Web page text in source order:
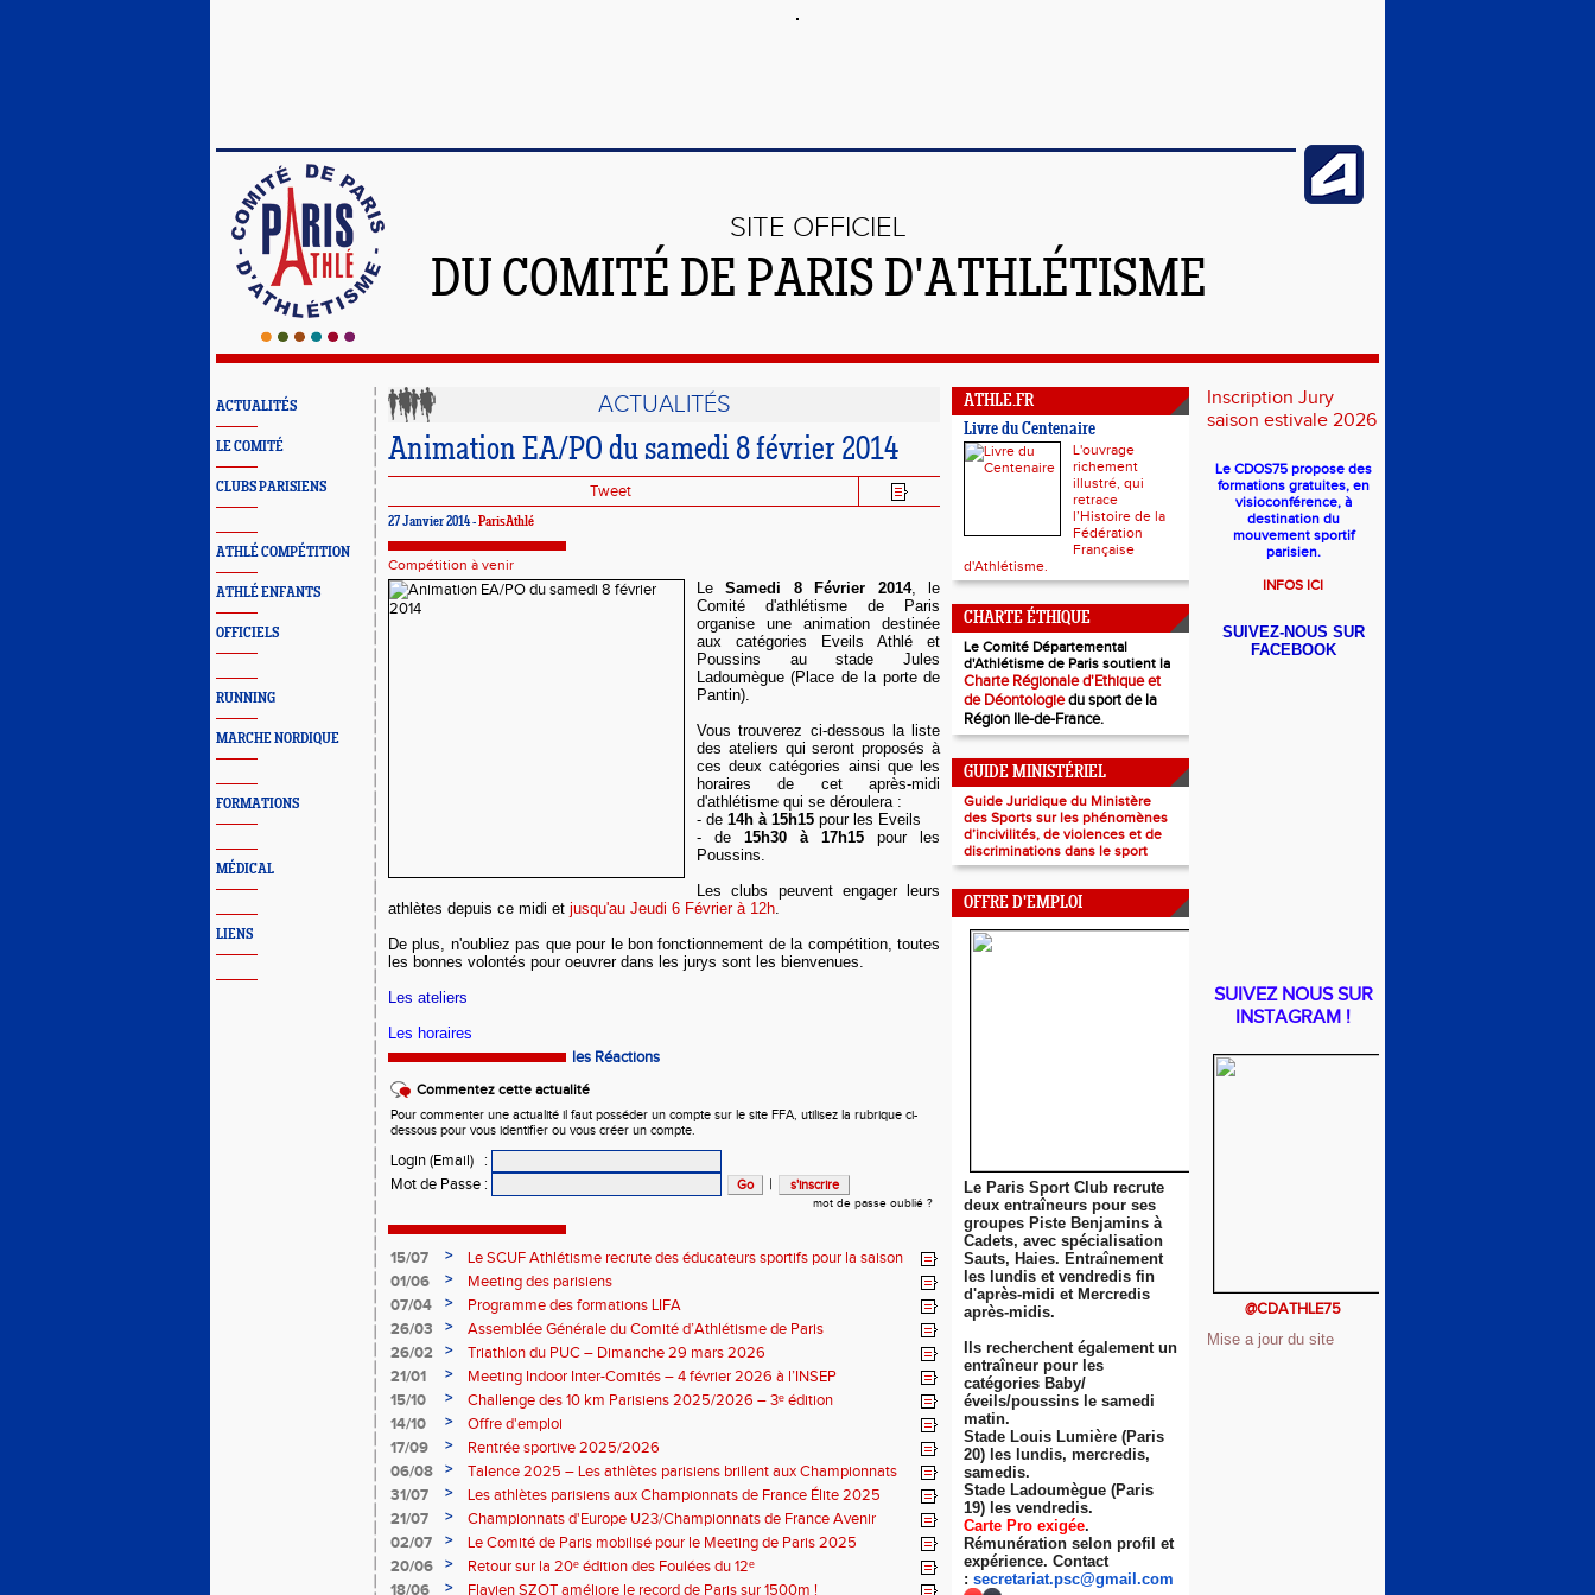
SITE OFFICIEL
DU COMITÉ DE PARIS D'ATHLÉTISME
ACTUALITÉS
LE COMITÉ
CLUBS PARISIENS
ATHLÉ COMPÉTITION
ATHLÉ ENFANTS
OFFICIELS
RUNNING
MARCHE NORDIQUE
FORMATIONS
MÉDICAL
LIENS
ACTUALITÉS
Animation EA/PO du samedi 8 février 2014
Tweet
27 Janvier 2014 -ParisAthlé
Compétition à venir
LeSamedi 8 Février 2014, le
Comité d'athlétisme de Paris
organise une animation destinée
aux catégories Eveils Athlé et
Poussins au stade Jules
Ladoumègue (Place de la porte de
Pantin).
Vous trouverez ci-dessous la liste
des ateliers qui seront proposés à
ces deux catégories ainsi que les
horaires de cet après-midi
d'athlétisme qui se déroulera :
- de 14h à 15h15 pour les Eveils
- de 15h30 à 17h15 pour les
Poussins.
Les clubs peuvent engager leurs
athlètes depuis ce midi et jusqu'au Jeudi 6 Février à 12h.
De plus, n'oubliez pas que pour le bon fonctionnement de la compétition, toutes
les bonnes volontés pour oeuvrer dans les jurys sont les bienvenues.
Les ateliers
Les horaires
les Réactions
Commentez cette actualité
Pour commenter une actualité il faut posséder un compte sur le site FFA, utilisez la rubrique ci-
dessous pour vous identifier ou vous créer un compte.
Login (Email)
:
Mot de Passe : |
mot de passe oublié ?
15/07 >
Le SCUF Athlétisme recrute des éducateurs sportifs pour la saison
2026-2027 !
01/06 >
Meeting des parisiens
07/04
>
Programme des formations LIFA
26/03
>
Assemblée Générale du Comité d’Athlétisme de Paris
26/02
>
Triathlon du PUC – Dimanche 29 mars 2026
21/01
>
Meeting Indoor Inter-Comités – 4 février 2026 à l’INSEP
15/10
>
Challenge des 10 km Parisiens 2025/2026 – 3ᵉ édition
14/10
>
Offre d'emploi
17/09
>
Rentrée sportive 2025/2026
06/08
>
Talence 2025 – Les athlètes parisiens brillent aux Championnats
de France Élite
31/07 >
Les athlètes parisiens aux Championnats de France Élite 2025
21/07
>
Championnats d'Europe U23/Championnats de France Avenir
02/07
>
Le Comité de Paris mobilisé pour le Meeting de Paris 2025
20/06
>
Retour sur la 20ᵉ édition des Foulées du 12ᵉ
18/06
> Flavien SZOT améliore le record de Paris sur 1500m !
ATHLE.FR
Livre du Centenaire
L'ouvrage
richement
illustré, qui
retrace
l’Histoire de la
Fédération
Française
d'Athlétisme.
CHARTE ÉTHIQUE
Le Comité Départemental
d'Athlétisme de Paris soutient la
Charte Régionale d'Ethique et
de Déontologiedu sport de la
Région Ile-de-France.
GUIDE MINISTÉRIEL
Guide Juridique du Ministère
des Sports sur les phénomènes
d’incivilités, de violences et de
discriminations dans le sport
OFFRE D'EMPLOI
Le Paris Sport Club recrute
deux entraîneurs pour ses
groupes Piste Benjamins à
Cadets, avec spécialisation
Sauts, Haies. Entraînement
les lundis et vendredis fin
d'après-midi et Mercredis
après-midis.
Ils recherchent également un
entraîneur pour les
catégories Baby/
éveils/poussins le samedi
matin.
Stade Louis Lumière (Paris
20) les lundis, mercredis,
samedis.
Stade Ladoumègue (Paris
19) les vendredis.
Carte Pro exigée.
Rémunération selon profil et
expérience. Contact
: secretariat.psc@gmail.com
Inscription Jury
saison estivale 2026
Le CDOS75 propose des
formations gratuites, en
visioconférence, à
destination du
mouvement sportif
parisien.
INFOS ICI
SUIVEZ-NOUS SUR
FACEBOOK
SUIVEZ NOUS SUR
INSTAGRAM !
@CDATHLE75
Mise a jour du site